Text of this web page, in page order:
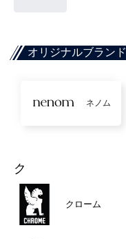
オリジナルブランド
ネノム
ク
クローム